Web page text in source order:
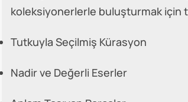
koleksiyonerlerle buluşturmak için
Tutkuyla Seçilmiş Kürasyon
Nadir ve Değerli Eserler